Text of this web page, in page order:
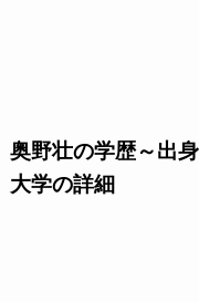
奥野壮の学歴～出
大学の詳細